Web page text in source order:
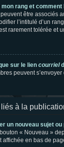
mon rang et
être associés
l’intitulé d’un
rarement tolérée et
sur le lien courriel
peuvent
à la
un nouveau sujet
« Nouveau »
affichée en bas de